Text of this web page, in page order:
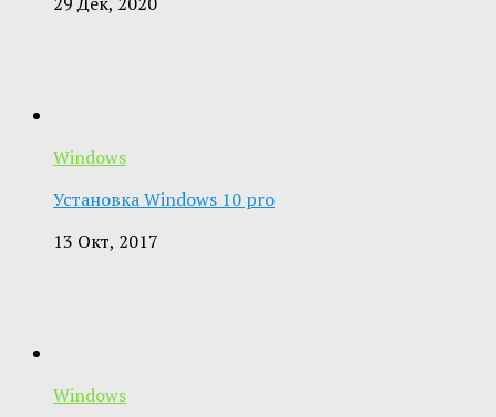
Windows
Установка Windows 10 pro
13 Окт, 2017
Windows